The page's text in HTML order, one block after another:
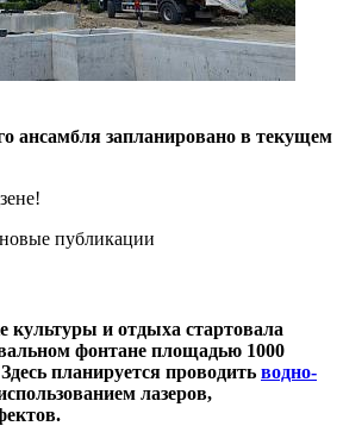
ансамбля запланировано в текущем
публикации
культуры и отдыха стартовала
фонтане площадью 1000
планируется проводить водно-
лазеров,